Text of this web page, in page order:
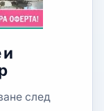
и
след